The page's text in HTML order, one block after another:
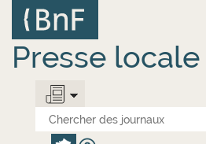
contenu
principal
Presse
Panneau de gestion des cookies